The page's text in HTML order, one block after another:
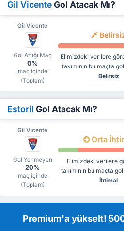
Gil VicenteGol Atacak Mı?
Gil Vicente
Gol Attığı Maç
0%
maç içinde
(Toplam)
Elimizdeki verilere
takımının bu maçta
Belirsiz
Estoril Gol Atacak Mı?
Gil Vicente
Gol Yenmeyen
20%
maç içinde
(Toplam)
Orta
Elimizdeki verilere
takımının bu maçta gol
İhtimal
Premium'a yükselt!